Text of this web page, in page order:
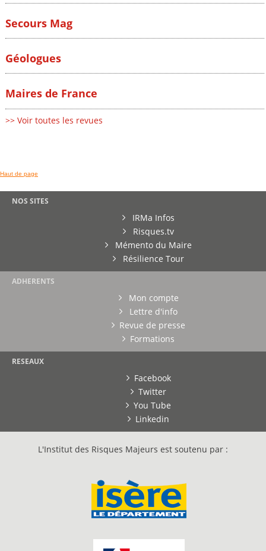
Secours Mag
Géologues
Maires de France
>> Voir toutes les revues
Haut de page
NOS SITES
IRMa Infos
Risques.tv
Mémento du Maire
Résilience Tour
ADHERENTS
Mon compte
Lettre d'info
Revue de presse
Formations
RESEAUX
Facebook
Twitter
You Tube
Linkedin
L'Institut des Risques Majeurs est soutenu par :